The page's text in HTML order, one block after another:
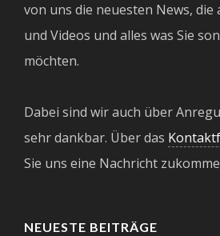
von uns die neuesten News,
und Videos und alles was Sie
möchten.
Dabei sind wir auch über
sehr dankbar. Über das
Sie uns eine Nachricht
NEUESTE BEITRÄGE